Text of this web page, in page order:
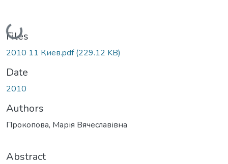
Loading...
Files
2010 11 Киев.pdf(229.12 KB)
Date
2010
Authors
Прокопова, Марія Вячеславівна
Abstract